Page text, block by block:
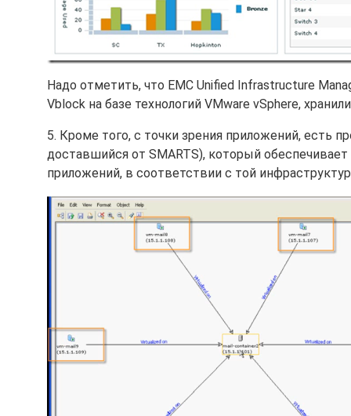
Надо отметить, что EMC Unified Infrastructure
Vblock на базе технологий VMware vSphere,
5. Кроме того, с точки зрения приложений, есть
доставшийся от SMARTS), который
приложений, в соответствии с той